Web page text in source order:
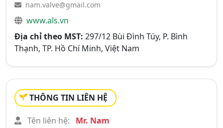
nam.valve@gmail.com
www.als.vn
Địa chỉ theo MST: 297/12 Bùi Đình Túy, P. Bình
Thạnh, TP. Hồ Chí Minh, Việt Nam
THÔNG TIN LIÊN HỆ
Tên liên hệ:
Mr. Nam